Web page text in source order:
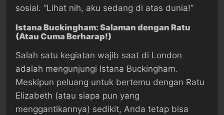
sosial. “Lihat nih, aku sedang di atas dunia!”
Istana Buckingham: Salaman dengan Ratu
(Atau Cuma Berharap!)
Salah satu kegiatan wajib saat di London
adalah mengunjungi Istana Buckingham.
Meskipun peluang untuk bertemu dengan Ratu
Elizabeth (atau siapa pun yang
menggantikannya) sedikit, Anda tetap bisa